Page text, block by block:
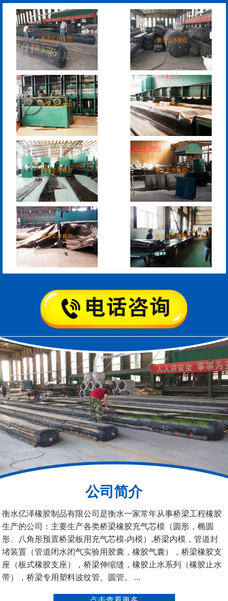
缝
缝
RG型桥梁伸缩缝
D40、60、80型桥梁伸
缩缝
模数式160、240、320伸
缩缝
SF梳型伸缩缝
L型桥梁伸缩缝 Z型桥梁伸缩缝
板式橡胶伸缩缝 C型桥梁伸缩缝
200*25米圆形桥梁气囊 390*14米的圆形充气芯
模
公司简介
衡水亿泽橡胶制品有限公司是衡水一家常年从事桥梁工程橡胶
生产的公司：主要生产各类桥梁橡胶充气芯模（圆形，椭圆
形、八角形预置桥梁板用充气芯模-内模）,桥梁内模，管道封
堵装置（管道闭水闭气实验用胶囊，橡胶气囊），桥梁橡胶支
座（板式橡胶支座），桥梁伸缩缝，橡胶止水系列（橡胶止水
带），桥梁专用塑料波纹管、圆管。 ...